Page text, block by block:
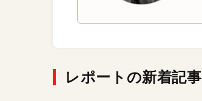
レポートの新着記事